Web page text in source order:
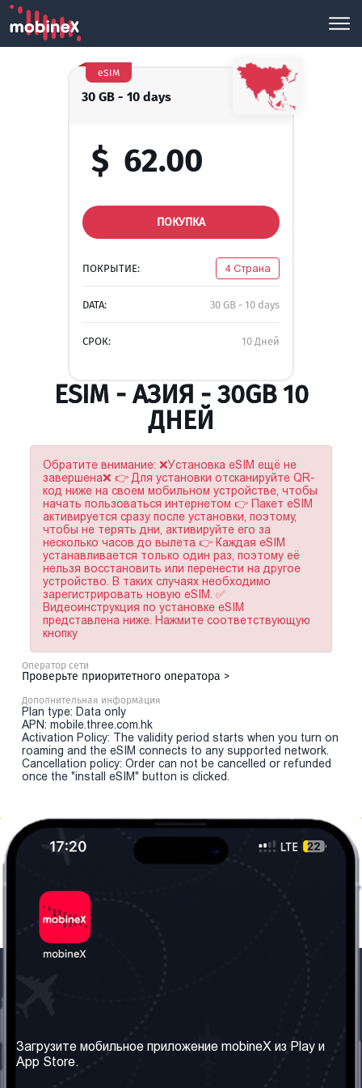
30 GB - 10 days
eSIM
$ 62.00
ПОКУПКА
ПОКРЫТИЕ: 4 Страна
DATA: 30 GB - 10 days
СРОК: 10 Дней
ESIM - АЗИЯ - 30GB 10
ДНЕЙ
Обратите внимание: ❌Установка eSIM ещё не
завершена❌ 👉 Для установки отсканируйте QR-
код ниже на своем мобильном устройстве, чтобы
начать пользоваться интернетом 👉 Пакет eSIM
активируется сразу после установки, поэтому,
чтобы не терять дни, активируйте его за
несколько часов до вылета 👉 Каждая eSIM
устанавливается только один раз, поэтому её
нельзя восстановить или перенести на другое
устройство. В таких случаях необходимо
зарегистрировать новую eSIM. ✅
Видеоинструкция по установке eSIM
представлена ниже. Нажмите соответствующую
кнопку
Оператор сети
Проверьте приоритетного оператора >
Дополнительная информация
Plan type: Data only
APN: mobile.three.com.hk
Activation Policy: The validity period starts when you turn on
roaming and the eSIM connects to any supported network.
Cancellation policy: Order can not be cancelled or refunded
once the "install eSIM" button is clicked.
Наши сервисы
Правила и Условия
Загрузите мобильное приложение mobineX из Play и
App Store.